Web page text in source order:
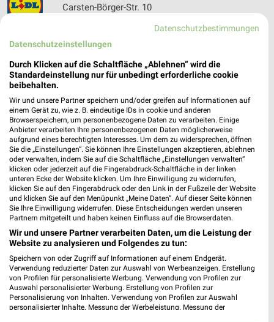
Carsten-Börger-Str. 10
Heute 07:00 - 21:00 Uhr |
339,20 km • Angebote: 2 Prospekte
ALDI Nord Bremerhaven
Bohmsiel 12
27572 Bremerhaven
Heute 08:00 - 20:00 Uhr |
Geöffnet
339,31 km • Angebote: 4 Prospekte
Netto Marken-Discount Bremerhaven
Ringstr. 48-52
27572 Bremerhaven
Heute 07:00 - 21:00 Uhr | Geöffnet
339,04 km • Angebote: 4 Prospekte
Lidl Bremerhaven
Datenschutzbestimmungen
Datenschutzeinstellungen
Durch Klicken auf die Schaltfläche „Ablehnen“ wird die
Standardeinstellung nur für unbedingt erforderliche cookie
beibehalten.
Wir und unsere Partner speichern und/oder greifen auf Informationen auf
einem Gerät zu, wie z. B. eindeutige IDs in cookie und anderen
Browserspeichern, um personenbezogene Daten zu verarbeiten. Einige
Anbieter verarbeiten Ihre personenbezogenen Daten möglicherweise
aufgrund eines berechtigten Interesses. Um dem zu widersprechen, öffnen
Sie die „Einstellungen“. Sie können Ihre Einstellungen akzeptieren, ablehnen
oder verwalten, indem Sie auf die Schaltfläche „Einstellungen verwalten“
klicken oder jederzeit auf die Fingerabdruck-Schaltfläche in der linken
unteren Ecke der Website klicken. Um Ihre Einwilligung zu widerrufen,
klicken Sie auf den Fingerabdruck oder den Link in der Fußzeile der Website
und klicken Sie auf den Menüpunkt „Meine Daten“. Auf dieser Seite können
Sie Ihre Einwilligung widerrufen. Diese Entscheidungen werden unseren
Partnern mitgeteilt und haben keinen Einfluss auf die Browserdaten.
Wir und unsere Partner verarbeiten Daten, um die Leistung der
Website zu analysieren und Folgendes zu tun:
Speichern von oder Zugriff auf Informationen auf einem Endgerät.
Verwendung reduzierter Daten zur Auswahl von Werbeanzeigen. Erstellung
von Profilen für personalisierte Werbung. Verwendung von Profilen zur
Auswahl personalisierter Werbung. Erstellung von Profilen zur
Personalisierung von Inhalten. Verwendung von Profilen zur Auswahl
personalisierter Inhalte. Messung der Werbeleistung. Messung der